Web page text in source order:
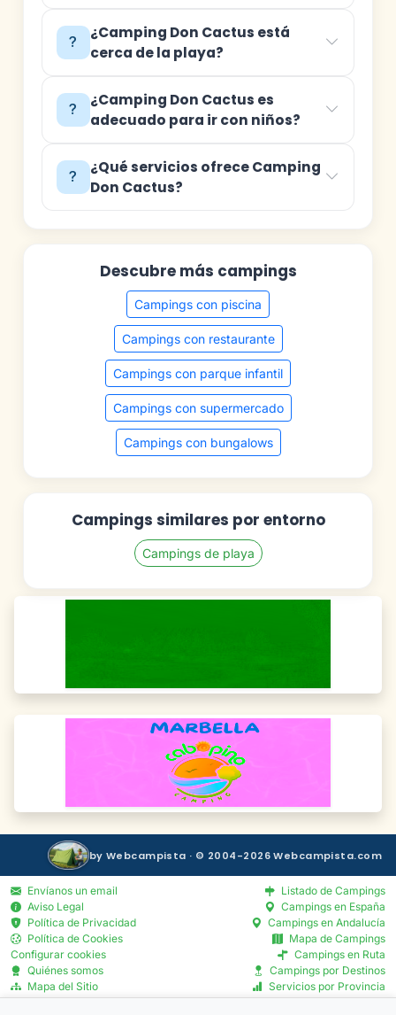
¿Camping Don Cactus está
cerca de la playa?
¿Camping Don Cactus es
adecuado para ir con niños?
¿Qué servicios ofrece Camping
Don Cactus?
Descubre más campings
Campings con piscina
Campings con restaurante
Campings con parque infantil
Campings con supermercado
Campings con bungalows
Campings similares por entorno
Campings de playa
by Webcampista · © 2004-2026 Webcampista.com
Envíanos un email
Aviso Legal
Política de Privacidad
Política de Cookies
Configurar cookies
Quiénes somos
Mapa del Sitio
Blog
Listado de Campings
Campings en España
Campings en Andalucía
Mapa de Campings
Campings en Ruta
Campings por Destinos
Servicios por Provincia